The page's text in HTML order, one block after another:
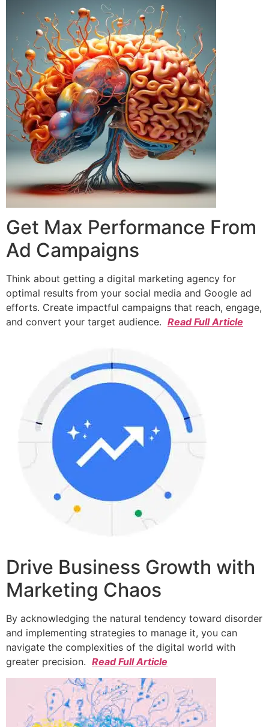
Get Max Performance From
Ad Campaigns
Think about getting a digital marketing agency for
optimal results from your social media and Google ad
efforts. Create impactful campaigns that reach, engage,
and convert your target audience. Read Full Article
Drive Business Growth with
Marketing Chaos
By acknowledging the natural tendency toward disorder
and implementing strategies to manage it, you can
navigate the complexities of the digital world with
greater precision. Read Full Article